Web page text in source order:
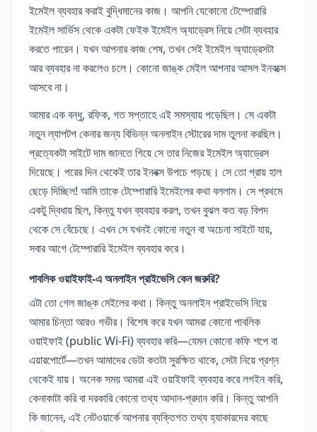
ইমেইল ব্যবহার করাই বুদ্ধিমানের কাজ। আপনি যেকোনো টেম্পোরারি
ইমেইল সার্ভিস থেকে একটা ফেইক ইমেইল অ্যাড্রেস নিয়ে সেটা ব্যবহার
করতে পারেন। যখন আপনার কাজ শেষ, তখন সেই ইমেইল অ্যাড্রেসটা
আর ব্যবহার না করলেও চলে। কোনো জাঙ্ক মেইল আপনার আসল ইনবক্সে
আসবে না।
আমার এক বন্ধু, রফিক, গত সপ্তাহে এই সমস্যায় পড়েছিল। সে একটা
নতুন ল্যাপটপ কেনার জন্য বিভিন্ন অনলাইন স্টোরের দাম তুলনা করছিল।
প্রত্যেকটা সাইটে দাম জানতে গিয়ে সে তার নিজের ইমেইল অ্যাড্রেস
দিয়েছে। পরের দিন থেকেই তার ইনবক্স উপচে পড়ছে। সে তো প্রায় হাল
ছেড়ে দিচ্ছিল! আমি তাকে টেম্পোরারি ইমেইলের কথা বললাম। সে প্রথমে
একটু দ্বিধায় ছিল, কিন্তু যখন ব্যবহার করল, তখন বুঝল কত বড় বিপদ
থেকে সে বেঁচেছে। এখন সে যখনই কোনো নতুন বা অচেনা সাইটে যায়,
সবার আগে টেম্পোরারি ইমেইল ব্যবহার করে।
পাবলিক ওয়াইফাই-এ অনলাইন প্রাইভেসি কেন জরুরি?
এটা তো গেল জাঙ্ক মেইলের কথা। কিন্তু অনলাইন প্রাইভেসি নিয়ে
আমার চিন্তা আরও গভীর। বিশেষ করে যখন আমরা কোনো পাবলিক
ওয়াইফাই (public Wi-Fi) ব্যবহার করি—যেমন কোনো কফি শপে বা
এয়ারপোর্টে—তখন আমাদের ডেটা কতটা সুরক্ষিত থাকে, সেটা নিয়ে প্রশ্ন
থেকেই যায়। অনেক সময় আমরা এই ওয়াইফাই ব্যবহার করে লগইন করি,
কেনাকাটা করি বা দরকারি কোনো তথ্য আদান-প্রদান করি। কিন্তু আপনি
কি জানেন, এই নেটওয়ার্কে আপনার ব্যক্তিগত তথ্য হ্যাকারদের কাছে